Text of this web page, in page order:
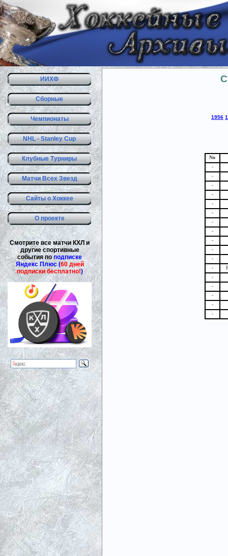
ИИХФ
Сборные
Чемпионаты
NHL - Stanley Cup
Клубные Турниры
Матчи Всех Звезд
Сайты о Хоккее
О проекте
Смотрите все матчи КХЛ и
другие спортивные
события поподписке
Яндекс Плюс (60 дней
подписки бесплатно!)
1956
No
-
-
-
-
-
-
-
-
-
-
-
-
-
-
-
-
-